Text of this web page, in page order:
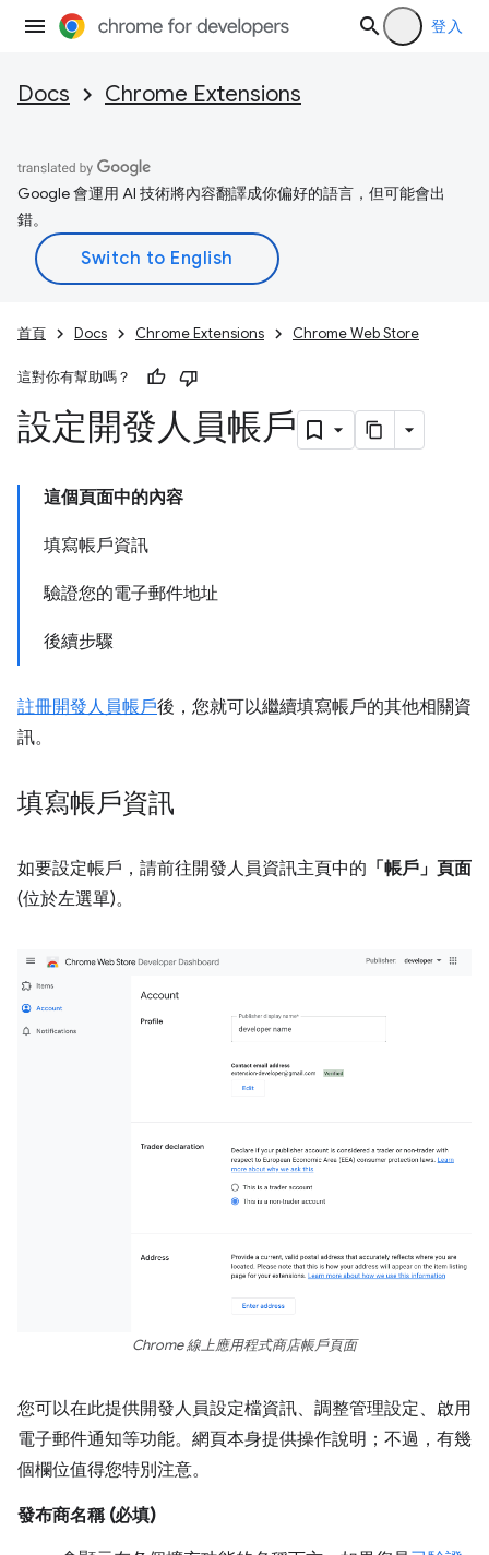
登入
Docs Chrome Extensions
Google 會運用 AI 技術將內容翻譯成你偏好的語言，但可能會出
錯。
首頁 Docs Chrome Extensions Chrome Web Store
這對你有幫助嗎？
設定開發人員帳戶
這個頁面中的內容
填寫帳戶資訊
驗證您的電子郵件地址
後續步驟
註冊開發人員帳戶後，您就可以繼續填寫帳戶的其他相關資
訊。
填寫帳戶資訊
如要設定帳戶，請前往開發人員資訊主頁中的 「帳戶」頁面
(位於左選單)。
Chrome 線上應用程式商店帳戶頁面
您可以在此提供開發人員設定檔資訊、調整管理設定、啟用
電子郵件通知等功能。網頁本身提供操作說明；不過，有幾
個欄位值得您特別注意。
發布商名稱 (必填)